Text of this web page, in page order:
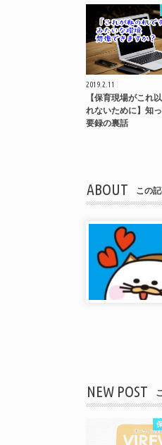
2019.2.11
【保育現場がこれ
れないために】知
要録の裏話
ABOUT この
NEW POST